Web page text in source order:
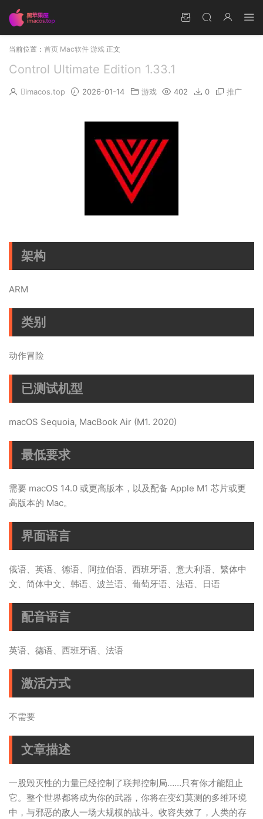
当前位置： 首页 Mac软件 游戏 正文
Control Ultimate Edition 1.33.1
imacos.top 2026-01-14 游戏 402 0 推广
架构
ARM
类别
动作冒险
已测试机型
macOS Sequoia, MacBook Air (M1. 2020)
最低要求
需要 macOS 14.0 或更高版本，以及配备 Apple M1 芯片或更
高版本的 Mac。
界面语言
俄语、英语、德语、阿拉伯语、西班牙语、意大利语、繁体中
文、简体中文、韩语、波兰语、葡萄牙语、法语、日语
配音语言
英语、德语、西班牙语、法语
激活方式
不需要
文章描述
一股毁灭性的力量已经控制了联邦控制局……只有你才能阻止
它。整个世界都将成为你的武器，你将在变幻莫测的多维环境
中，与邪恶的敌人一场大规模的战斗。收容失效了，人类的存